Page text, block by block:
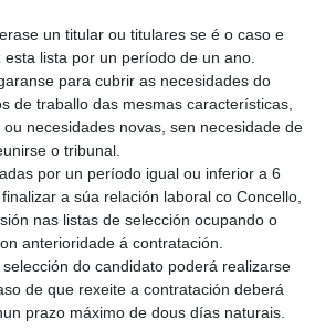
un titular ou titulares se é o caso e
lista por un período de un ano.
para cubrir as necesidades do
de traballo das mesmas características,
necesidades novas, sen necesidade de
o tribunal.
por un período igual ou inferior a 6
a súa relación laboral co Concello,
nas listas de selección ocupando o
anterioridade á contratación.
selección do candidato poderá realizarse
de que rexeite a contratación deberá
prazo máximo de dous días naturais.